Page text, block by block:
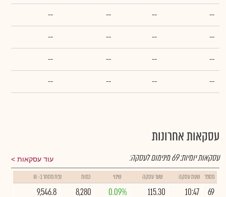
--
--
--
--
--
--
--
--
--
--
--
--
--
--
--
--
עסקאות אחרונות
עוד עסקאות עסקאות יומיות:69מינימום לעסקה:
מספר שעת עסקה שער עסקה שינוי כמות נפח מסחר ב- ₪
69
10:47
115.30
0.09%
8,280
9,546.8